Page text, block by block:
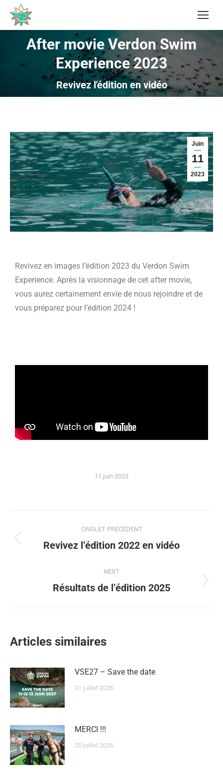
After movie Verdon Swim
Experience 2023
Revivez l'édition en vidéo
Vous êtes ici :
Juin
11
2023
Revivez en images l’édition 2023 du Verdon Swim
Experience. Après la visionnage de cet after movie,
vous aurez certainement envie de nous rejoindre et de
vous préparez pour l’édition 2024 !
11 juin 2023
ONGLET PRÉCÉDENT
Revivez l’édition 2022 en vidéo
NEXT
Résultats de l’édition 2025
Articles similaires
VSE27 – Save the date
31 juillet 2026
MERCI !!!
20 juillet 2026